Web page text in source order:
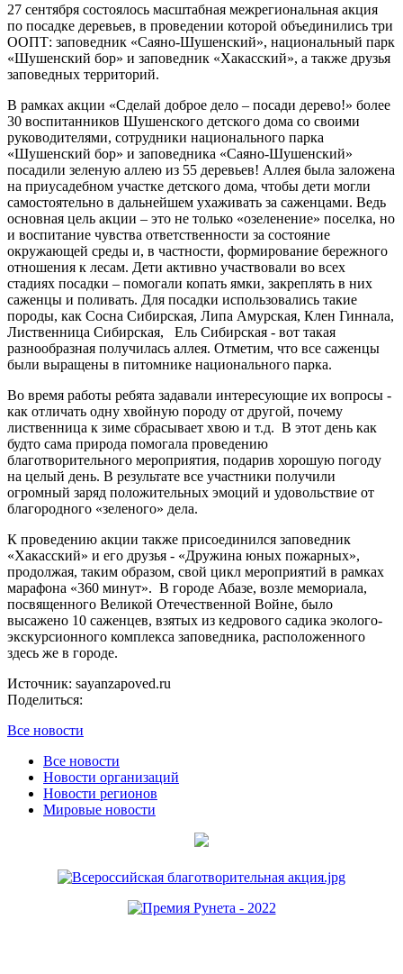
27 сентября состоялось масштабная межрегиональная акция
по посадке деревьев, в проведении которой объединились три
ООПТ: заповедник «Саяно-Шушенский», национальный парк
«Шушенский бор» и заповедник «Хакасский», а также друзья
заповедных территорий.
В рамках акции «Сделай доброе дело – посади дерево!» более
30 воспитанников Шушенского детского дома со своими
руководителями, сотрудники национального парка
«Шушенский бор» и заповедника «Саяно-Шушенский»
посадили зеленую аллею из 55 деревьев! Аллея была заложена
на приусадебном участке детского дома, чтобы дети могли
самостоятельно в дальнейшем ухаживать за саженцами. Ведь
основная цель акции – это не только «озеленение» поселка, но
и воспитание чувства ответственности за состояние
окружающей среды и, в частности, формирование бережного
отношения к лесам. Дети активно участвовали во всех
стадиях посадки – помогали копать ямки, закреплять в них
саженцы и поливать. Для посадки использовались такие
породы, как Сосна Сибирская, Липа Амурская, Клен Гиннала,
Лиственница Сибирская, Ель Сибирская - вот такая
разнообразная получилась аллея. Отметим, что все саженцы
были выращены в питомнике национального парка.
Во время работы ребята задавали интересующие их вопросы -
как отличать одну хвойную породу от другой, почему
лиственница к зиме сбрасывает хвою и т.д. В этот день как
будто сама природа помогала проведению
благотворительного мероприятия, подарив хорошую погоду
на целый день. В результате все участники получили
огромный заряд положительных эмоций и удовольствие от
благородного «зеленого» дела.
К проведению акции также присоединился заповедник
«Хакасский» и его друзья - «Дружина юных пожарных»,
продолжая, таким образом, свой цикл мероприятий в рамках
марафона «360 минут». В городе Абазе, возле мемориала,
посвященного Великой Отечественной Войне, было
высажено 10 саженцев, взятых из кедрового садика эколого-
экскурсионного комплекса заповедника, расположенного
здесь же в городе.
Источник: sayanzapoved.ru
Поделиться:
Все новости
Все новости
Новости организаций
Новости регионов
Мировые новости